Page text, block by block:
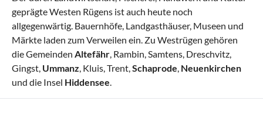
geprägte Westen Rügens ist auch heute noch
allgegenwärtig. Bauernhöfe, Landgasthäuser, Museen und
Märkte laden zum Verweilen ein. Zu Westrügen gehören
die Gemeinden Altefähr , Rambin, Samtens, Dreschvitz,
Gingst, Ummanz , Kluis, Trent, Schaprode Neuenkirchen
und die Insel Hiddensee